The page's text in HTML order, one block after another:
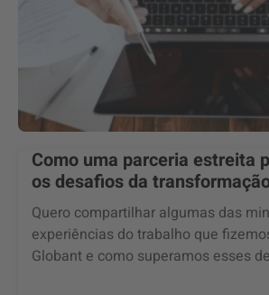
Como uma parceria estreita
os desafios da
Quero compartilhar algumas das
experiências do trabalho que
Globant e como superamos esses